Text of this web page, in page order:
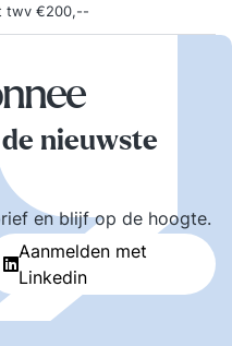
twv €200,--
nieuwste
en blijf op de hoogte.
Aanmelden met
Linkedin